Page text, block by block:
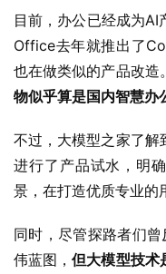
目前，办公已经成为
Office去年就推出了
也在做类似的产品改造。
物似乎算是国内智慧办
不过，大模型之家了解
进行了产品试水，明
景，在打造优质专业的
同时，尽管探路者们
伟蓝图，但大模型技术